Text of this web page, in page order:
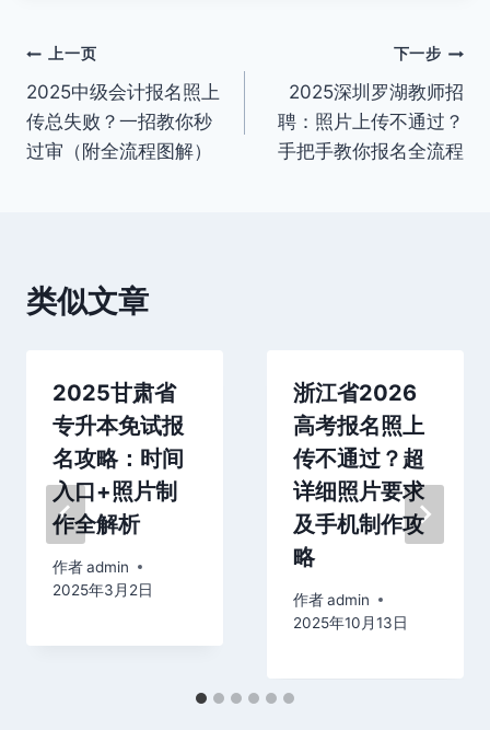
文
章
导
上一页
2025中级会计报名照上
传总失败？一招教你秒
过审（附全流程图解）
下一步
2025深圳罗湖教师招
聘：照片上传不通过？
手把手教你报名全流程
类似文章
2025甘肃省
专升本免试报
名攻略：时间
入口+照片制
作全解析
作者admin
2025年3月2日
浙江省2026
高考报名照上
传不通过？超
详细照片要求
及手机制作攻
略
作者admin
2025年10月13日